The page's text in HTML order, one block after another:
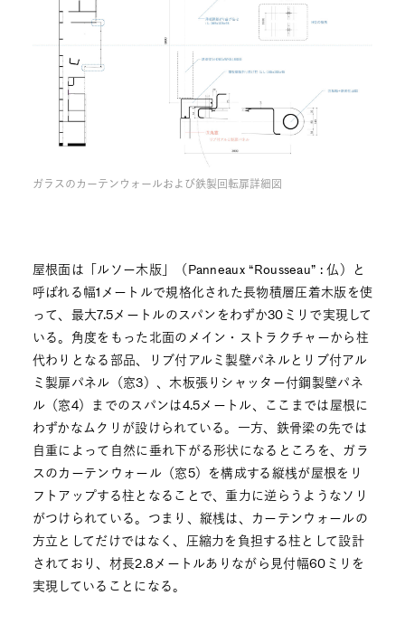
ガラスのカーテンウォールおよび鉄製回転扉詳細図
屋根面は「ルソー木版」（Panneaux “Rousseau” : 仏）と
呼ばれる幅1メートルで規格化された長物積層圧着木版を使
って、最大7.5メートルのスパンをわずか30ミリで実現して
いる。角度をもった北面のメイン・ストラクチャーから柱
代わりとなる部品、リブ付アルミ製壁パネルとリブ付アル
ミ製扉パネル（窓3）、木板張りシャッター付鋼製壁パネ
ル（窓4）までのスパンは4.5メートル、ここまでは屋根に
わずかなムクリが設けられている。一方、鉄骨梁の先では
自重によって自然に垂れ下がる形状になるところを、ガラ
スのカーテンウォール（窓5）を構成する縦桟が屋根をリ
フトアップする柱となることで、重力に逆らうようなソリ
がつけられている。つまり、縦桟は、カーテンウォールの
方立としてだけではなく、圧縮力を負担する柱として設計
されており、材長2.8メートルありながら見付幅60ミリを
実現していることになる。